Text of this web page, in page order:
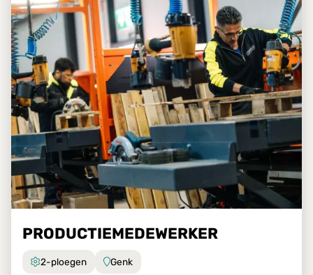
PRODUCTIEMEDEWERKER
2-ploegen Genk